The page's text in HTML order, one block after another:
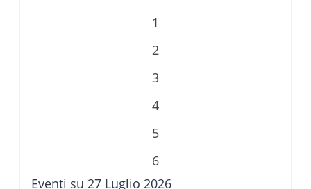
1
2
3
4
5
6
Eventi su 27 Luglio 2026